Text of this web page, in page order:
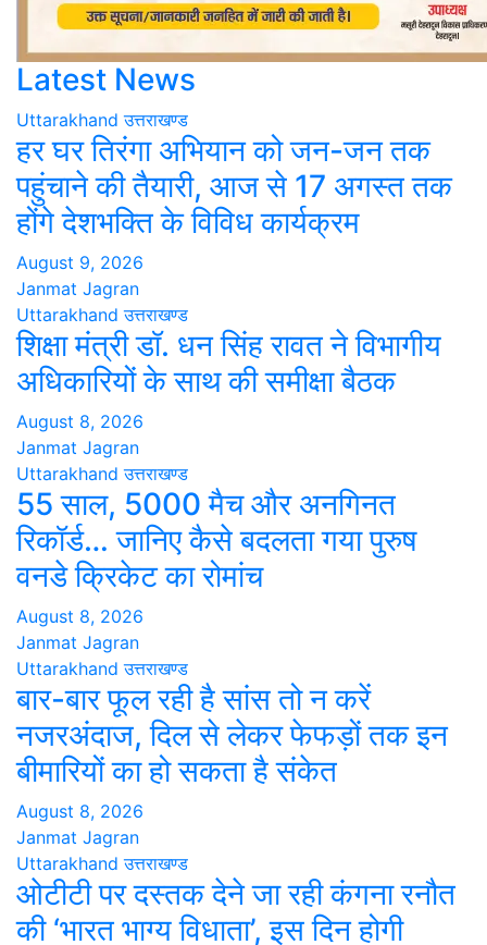
Latest News
Uttarakhand उत्तराखण्ड
हर घर तिरंगा अभियान को जन-जन तक
पहुंचाने की तैयारी, आज से 17 अगस्त तक
होंगे देशभक्ति के विविध कार्यक्रम
August 9, 2026
Janmat Jagran
Uttarakhand उत्तराखण्ड
शिक्षा मंत्री डॉ. धन सिंह रावत ने विभागीय
अधिकारियों के साथ की समीक्षा बैठक
August 8, 2026
Janmat Jagran
Uttarakhand उत्तराखण्ड
55 साल, 5000 मैच और अनगिनत
रिकॉर्ड… जानिए कैसे बदलता गया पुरुष
वनडे क्रिकेट का रोमांच
August 8, 2026
Janmat Jagran
Uttarakhand उत्तराखण्ड
बार-बार फूल रही है सांस तो न करें
नजरअंदाज, दिल से लेकर फेफड़ों तक इन
बीमारियों का हो सकता है संकेत
August 8, 2026
Janmat Jagran
Uttarakhand उत्तराखण्ड
ओटीटी पर दस्तक देने जा रही कंगना रनौत
की ‘भारत भाग्य विधाता’, इस दिन होगी